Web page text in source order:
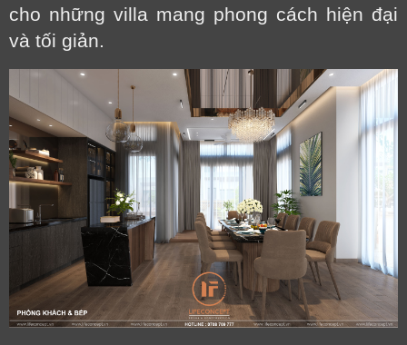
cho những villa mang phong cách hiện đại
và tối giản.